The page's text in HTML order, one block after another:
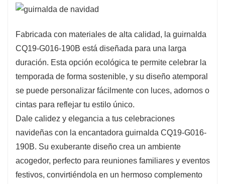
Fabricada con materiales de alta calidad, la guirnalda
CQ19-G016-190B está diseñada para una larga
duración. Esta opción ecológica te permite celebrar la
temporada de forma sostenible, y su diseño atemporal
se puede personalizar fácilmente con luces, adornos o
cintas para reflejar tu estilo único.
Dale calidez y elegancia a tus celebraciones
navideñas con la encantadora guirnalda CQ19-G016-
190B. Su exuberante diseño crea un ambiente
acogedor, perfecto para reuniones familiares y eventos
festivos, convirtiéndola en un hermoso complemento